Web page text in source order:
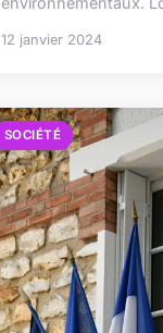
12 janvier 2024
SOCIÉTÉ